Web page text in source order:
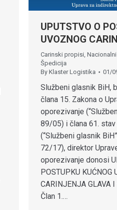
UPUTSTVO O
UVOZNOG
Carinski propisi
Špedicija
By Klaster Logistika 01/
Službeni glasnik BiH,
člana 15. Zakona o
oporezivanje
89/05) i člana 61.
(“Službeni glasnik
72/17), direktor
oporezivanje donosi
POSTUPKU KUĆNOG
CARINJENJA GLAVA
Član 1.…